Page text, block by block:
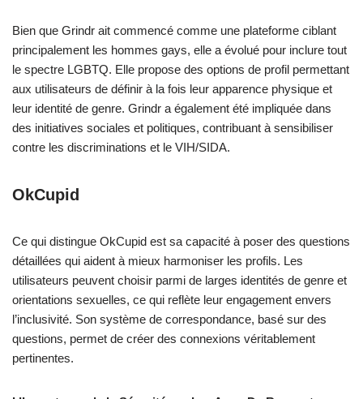
Bien que Grindr ait commencé comme une plateforme ciblant
principalement les hommes gays, elle a évolué pour inclure tout
le spectre LGBTQ. Elle propose des options de profil permettant
aux utilisateurs de définir à la fois leur apparence physique et
leur identité de genre. Grindr a également été impliquée dans
des initiatives sociales et politiques, contribuant à sensibiliser
contre les discriminations et le VIH/SIDA.
OkCupid
Ce qui distingue OkCupid est sa capacité à poser des questions
détaillées qui aident à mieux harmoniser les profils. Les
utilisateurs peuvent choisir parmi de larges identités de genre et
orientations sexuelles, ce qui reflète leur engagement envers
l’inclusivité. Son système de correspondance, basé sur des
questions, permet de créer des connexions véritablement
pertinentes.